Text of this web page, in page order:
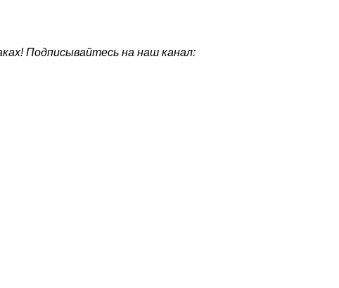
Подписывайтесь на наш канал: